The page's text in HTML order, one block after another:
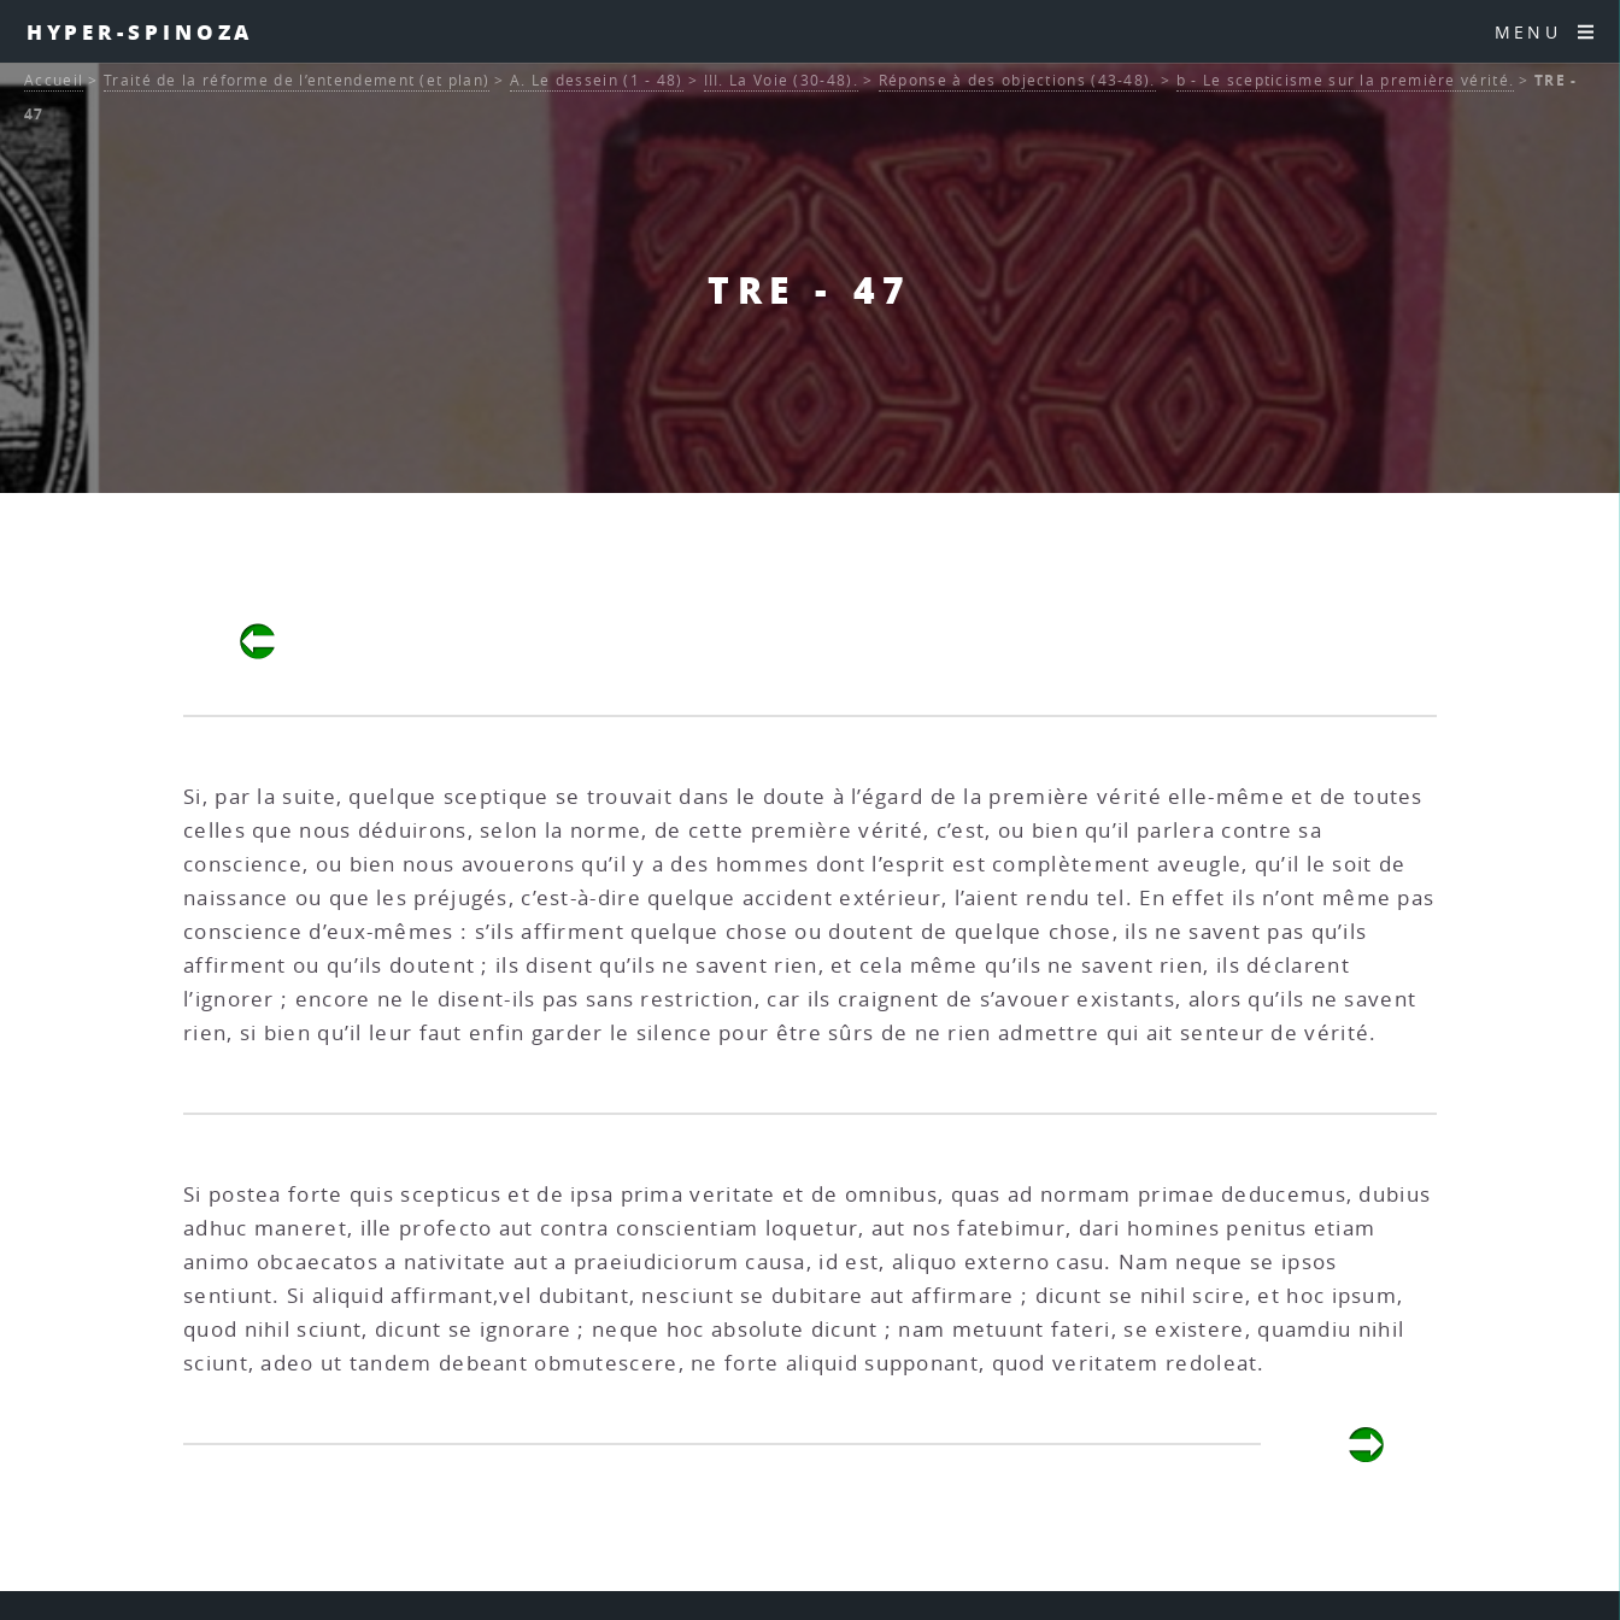
HYPER-SPINOZA MENU
TRE - 47
Accueil>Traité de la réforme de l’entendement (et plan) >A. Le dessein (1 - 48) > III. La Voie (30-48). > Réponse à des objections (43-48). > b - Le scepticisme sur la première vérité. >TRE -
47
Si, par la suite, quelque sceptique se trouvait dans le doute à l’égard de la première vérité elle-même et de toutes
celles que nous déduirons, selon la norme, de cette première vérité, c’est, ou bien qu’il parlera contre sa
conscience, ou bien nous avouerons qu’il y a des hommes dont l’esprit est complètement aveugle, qu’il le soit de
naissance ou que les préjugés, c’est-à-dire quelque accident extérieur, l’aient rendu tel. En effet ils n’ont même pas
conscience d’eux-mêmes : s’ils affirment quelque chose ou doutent de quelque chose, ils ne savent pas qu’ils
affirment ou qu’ils doutent ; ils disent qu’ils ne savent rien, et cela même qu’ils ne savent rien, ils déclarent
l’ignorer ; encore ne le disent-ils pas sans restriction, car ils craignent de s’avouer existants, alors qu’ils ne savent
rien, si bien qu’il leur faut enfin garder le silence pour être sûrs de ne rien admettre qui ait senteur de vérité.
Si postea forte quis scepticus et de ipsa prima veritate et de omnibus, quas ad normam primae deducemus, dubius
adhuc maneret, ille profecto aut contra conscientiam loquetur, aut nos fatebimur, dari homines penitus etiam
animo obcaecatos a nativitate aut a praeiudiciorum causa, id est, aliquo externo casu. Nam neque se ipsos
sentiunt. Si aliquid affirmant,vel dubitant, nesciunt se dubitare aut affirmare ; dicunt se nihil scire, et hoc ipsum,
quod nihil sciunt, dicunt se ignorare ; neque hoc absolute dicunt ; nam metuunt fateri, se existere, quamdiu nihil
sciunt, adeo ut tandem debeant obmutescere, ne forte aliquid supponant, quod veritatem redoleat.